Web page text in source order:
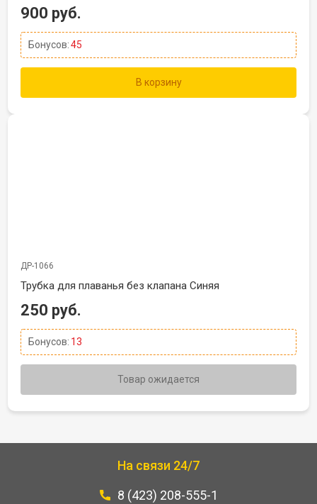
900 руб.
Бонусов:45
В корзину
ДР-1066
Трубка для плаванья без клапана Синяя
250 руб.
Бонусов: 13
Товар ожидается
На связи 24/7
8 (423) 208-555-1